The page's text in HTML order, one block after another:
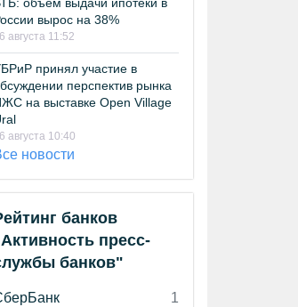
вырос на 38%
августа 11:52
принял участие в
перспектив рынка
на выставке Open Village
августа 10:40
новости
банков
пресс-
банков"
1